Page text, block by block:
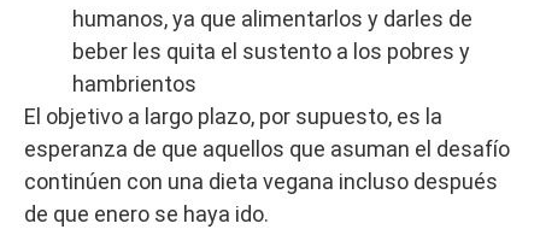
humanos, ya que alimentarlos y darles de
beber les quita el sustento a los pobres y
hambrientos
El objetivo a largo plazo, por supuesto, es la
esperanza de que aquellos que asuman el desafío
continúen con una dieta vegana incluso después
de que enero se haya ido.